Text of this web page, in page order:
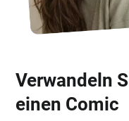
Verwandeln
einen Comic